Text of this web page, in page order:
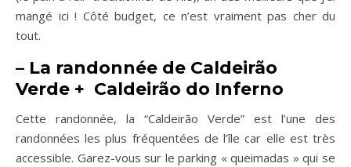
mangé ici ! Côté budget, ce n’est vraiment pas cher du
tout.
– La randonnée de Caldeirão
Verde + Caldeirão do Inferno
Cette randonnée, la “Caldeirão Verde” est l’une des
randonnées les plus fréquentées de l’île car elle est très
accessible. Garez-vous sur le parking « queimadas » qui se